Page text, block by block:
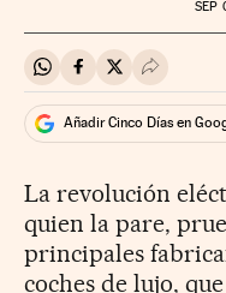
SEP
Compartir en Whatsapp
Compartir en
Compartir en
Añadir Cinco Días en
La revolución
quien la pare,
principales
coches de lujo,